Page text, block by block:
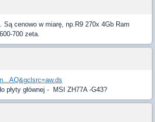
Są cenowo w miarę, np.R9 270x 4Gb Ram
700 zeta.
płyty głównej - MSI ZH77A -G43?